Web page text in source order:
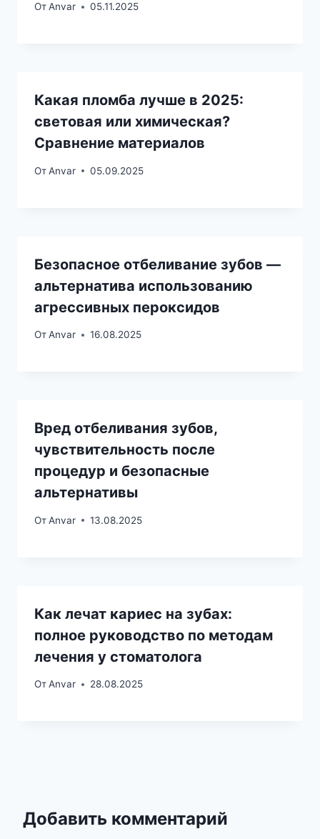
ОтAnvar 05.11.2025
Какая пломба лучше в 2025:
световая или химическая?
Сравнение материалов
ОтAnvar 05.09.2025
Безопасное отбеливание зубов —
альтернатива использованию
агрессивных пероксидов
ОтAnvar 16.08.2025
Вред отбеливания зубов,
чувствительность после
процедур и безопасные
альтернативы
ОтAnvar 13.08.2025
Как лечат кариес на зубах:
полное руководство по методам
лечения у стоматолога
ОтAnvar 28.08.2025
Добавить комментарий